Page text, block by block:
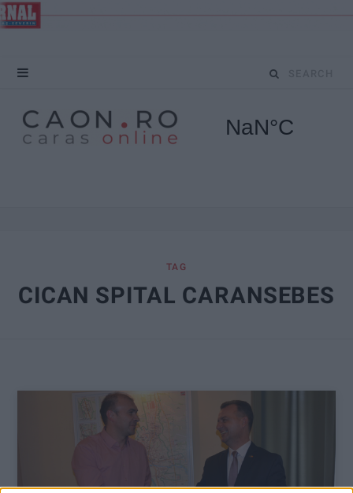
S
o
TAG
CICAN SPITAL CARANSEBES